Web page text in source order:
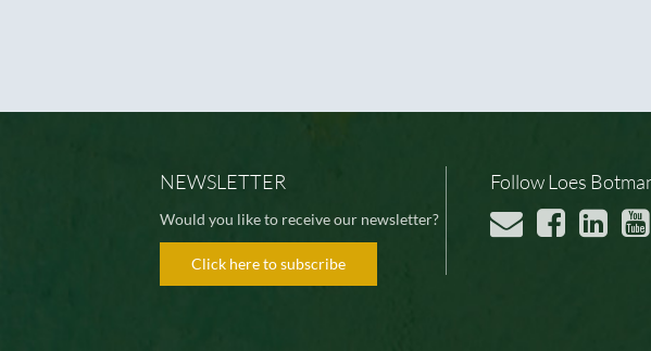
NEWSLETTER
Would you like to receive our newsletter?
Click here to subscribe
Follow Loes